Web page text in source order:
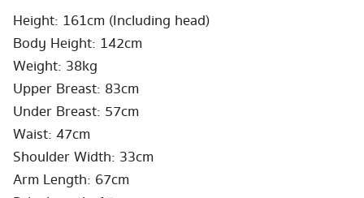
Height: 161cm (Including head)
Body Height: 142cm
Weight: 38kg
Upper Breast: 83cm
Under Breast: 57cm
Waist: 47cm
Shoulder Width: 33cm
Arm Length: 67cm